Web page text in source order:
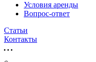
Условия аренды
Вопрос-ответ
Статьи
Контакты